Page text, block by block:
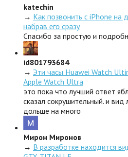
katechin
→ Как позвонить с iPhone на
набрав его сразу
Спасибо за простую и
id801793684
→ Эти часы Huawei Watch
Apple Watch Ultra
это пока что лучший ответ
сказал сокрушительный. и
дольше на много
Мирон Миронов
→ В разработке находится